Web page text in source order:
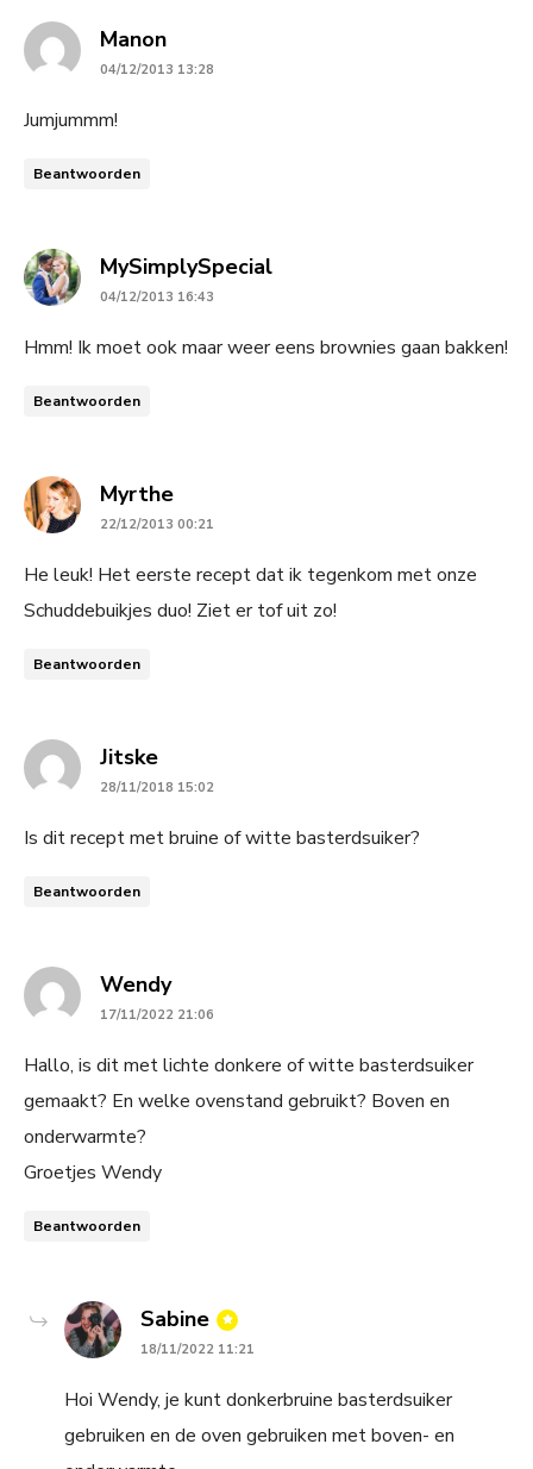
Manonsays:
04/12/2013 13:28
Jumjummm!
Beantwoorden
MySimplySpecialsays:
04/12/2013 16:43
Hmm! Ik moet ook maar weer eens brownies gaan bakken!
Beantwoorden
Myrthesays:
22/12/2013 00:21
He leuk! Het eerste recept dat ik tegenkom met onze
Schuddebuikjes duo! Ziet er tof uit zo!
Beantwoorden
Jitskesays:
28/11/2018 15:02
Is dit recept met bruine of witte basterdsuiker?
Beantwoorden
Wendysays:
17/11/2022 21:06
Hallo, is dit met lichte donkere of witte basterdsuiker
gemaakt? En welke ovenstand gebruikt? Boven en
onderwarmte?
Groetjes Wendy
Beantwoorden
Sabine says:
18/11/2022 11:21
Hoi Wendy, je kunt donkerbruine basterdsuiker
gebruiken en de oven gebruiken met boven- en